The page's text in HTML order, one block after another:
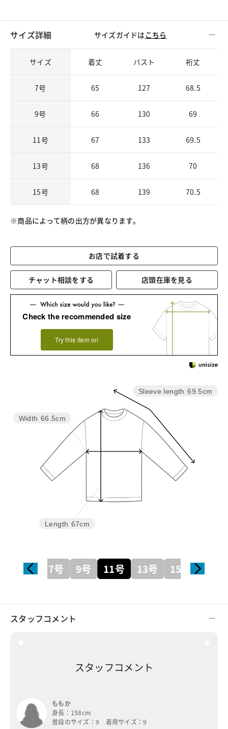
サイズ詳細 サイズガイドは こちら
サイズ 着丈 バスト 裄丈
7号 65 127 68.5
9号 66 130 69
11号 67 133 69.5
13号 68 136 70
15号 68 139 70.5
※商品によって柄の出方が異なります。
お店で試着する
チャット相談をする 店頭在庫を見る
Check the recommended size
Try this item on
Sleeve length 69.5cm
Length 67cm
Width 66.5cm
7号 9号 11号 13号 15号
スタッフコメント
スタッフコメント
ももか
身長：158cm
普段のサイズ：9 着用サイズ：9